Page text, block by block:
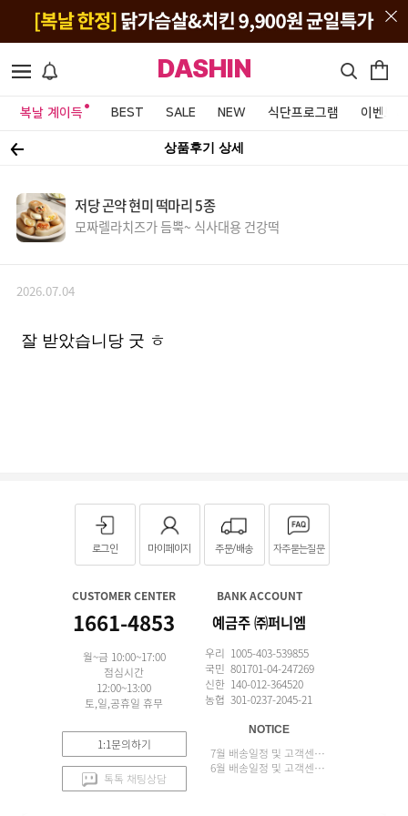
DASHIN
복날 계이득 BEST SALE NEW 식단프로그램 이벤트&
상품후기 상세
저당 곤약 현미 떡마리 5종
모짜렐라치즈가 듬뿍~ 식사대용 건강떡
2026.07.04
잘 받았습니당 굿 ㅎ
로그인 마이페이지 주문/배송 자주묻는질문
CUSTOMER CENTER
1661-4853
월~금 10:00~17:00
점심시간
12:00~13:00
토,일,공휴일 휴무
1:1문의하기
톡톡 채팅상담
BANK ACCOUNT
예금주 ㈜퍼니엠
우리 1005-403-539855
국민 801701-04-247269
신한 140-012-364520
농협 301-0237-2045-21
NOTICE
7월 배송일정 및 고객센터 업무 안내
6월 배송일정 및 고객센터 업무 안내